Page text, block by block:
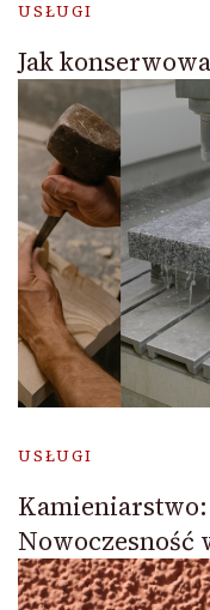
USŁUGI
Jak
USŁUGI
Nowoczesność